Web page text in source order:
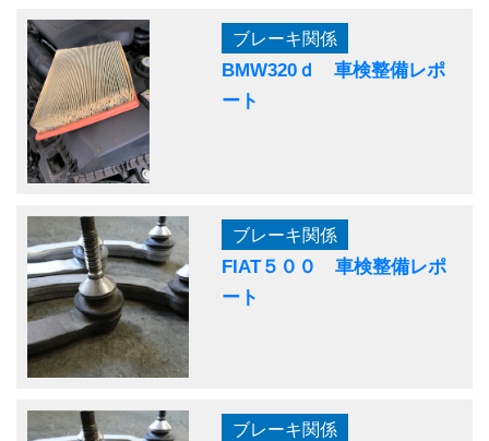
ブレーキ関係
BMW320ｄ 車検整備レポ
ート
ブレーキ関係
FIAT５００ 車検整備レポ
ート
ブレーキ関係